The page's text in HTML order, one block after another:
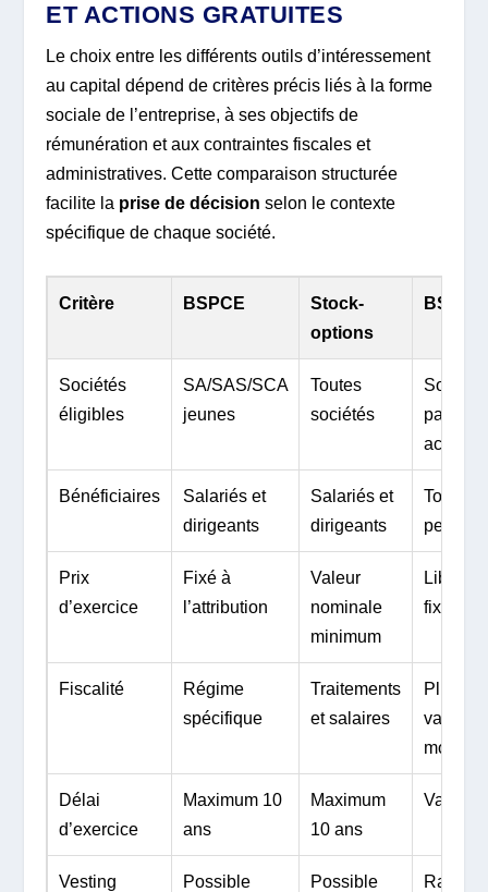
ET ACTIONS GRATUITES
Le choix entre les différents outils d’intéressement
au capital dépend de critères précis liés à la forme
sociale de l’entreprise, à ses objectifs de
rémunération et aux contraintes fiscales et
administratives. Cette comparaison structurée
facilite la prise de décision selon le contexte
spécifique de chaque société.
Critère BSPCE
Stock-
options
BSA
Sociétés
éligibles
SA/SAS/SCA
jeunes
Toutes
sociétés
par
actions
Bénéficiaires
Salariés et
dirigeants
Salariés et
dirigeants
Toute
Prix
d’exercice
Fixé à
l’attribution
Valeur
nominale
minimum
fixé
Fiscalité
Régime
spécifique
Traitements
et salaires
Plus-
value
Délai
d’exercice
Maximum 10
ans
Maximum
10 ans
Variable
Vesting Possible Possible Rare